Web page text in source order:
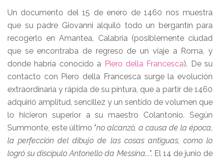
Un documento del 15 de enero de 1460 nos muestra
que su padre Giovanni alquiló todo un bergantín para
recogerlo en Amantea, Calabria (posiblemente ciudad
que se encontraba de regreso de un viaje a Roma, y
donde habría conocido a Piero della Francesca). De su
contacto con Piero della Francesca surge la evolución
extraordinaria y rápida de su pintura, que a partir de 1460
adquirió amplitud, sencillez y un sentido de volumen que
lo hicieron superior a su maestro Colantonio. Según
Summonte, este último "no alcanzó, a causa de la época,
la perfección del dibujo de las cosas antiguas, como lo
logró su discípulo Antonello da Messina...". El 14 de junio de